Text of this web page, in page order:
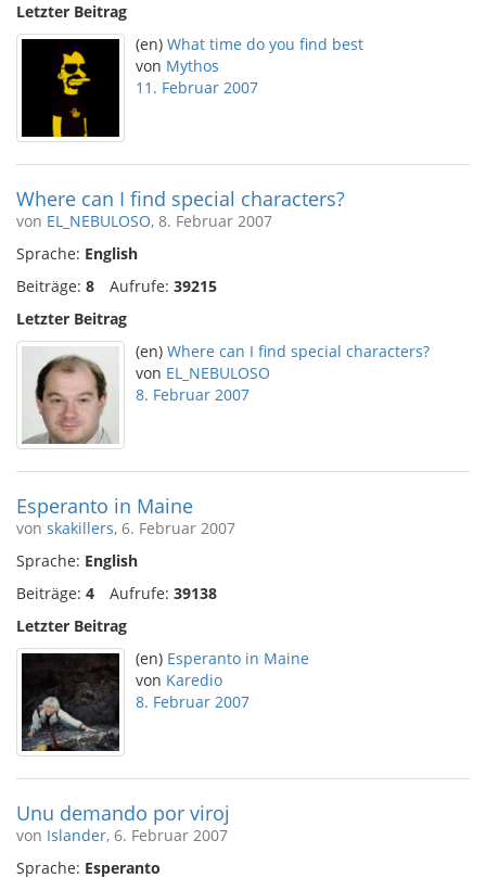
Letzter Beitrag
(en) What time do you find best
von Mythos
11. Februar 2007
Where can I find special characters?
von EL_NEBULOSO, 8. Februar 2007
Sprache: English
Beiträge: 8 Aufrufe: 39215
Letzter Beitrag
(en) Where can I find special characters?
von EL_NEBULOSO
8. Februar 2007
Esperanto in Maine
von skakillers, 6. Februar 2007
Sprache: English
Beiträge: 4 Aufrufe: 39138
Letzter Beitrag
(en) Esperanto in Maine
von Karedio
8. Februar 2007
Unu demando por viroj
von Islander, 6. Februar 2007
Sprache: Esperanto